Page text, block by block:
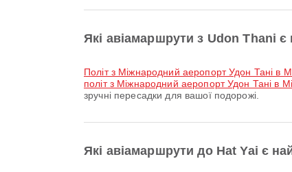
Які авіамаршрути з Udon Thani
політ з Міжнародний аеропорт Удон Тані
політ з Міжнародний аеропорт Удон Тані в
зручні пересадки для вашої подорожі.
Які авіамаршрути до Hat Yai є